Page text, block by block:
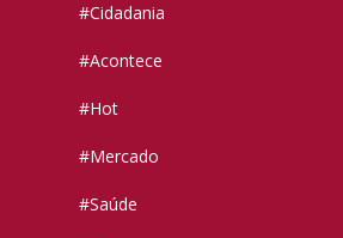
#Cidadania
#Acontece
#Hot
#Mercado
#Saúde